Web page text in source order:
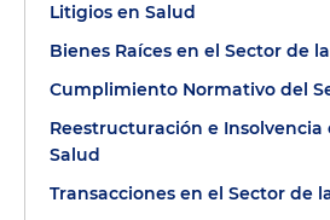
Litigios en Salud
Bienes Raíces en el Sector de
Cumplimiento Normativo del
Reestructuración e Insolvencia
Salud
Transacciones en el Sector de